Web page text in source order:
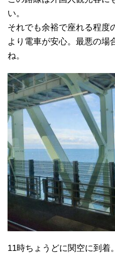
い。
それでも余裕で座れる程度
より電車が安心。最悪の場
ね。
11時ちょうどに関空に到着。